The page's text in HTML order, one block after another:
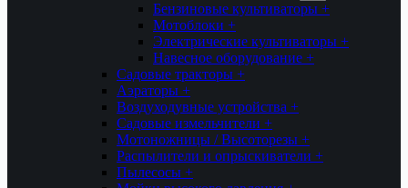
Бензиновые культиваторы +
Мотоблоки +
Электрические культиваторы +
Навесное оборудование +
Садовые тракторы +
Аэраторы +
Воздуходувные устройства +
Садовые измельчители +
Мотоножницы / Высоторезы +
Распылители и опрыскиватели +
Пылесосы +